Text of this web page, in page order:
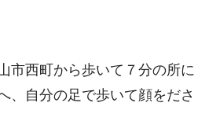
市西町から歩いて７分の所に
、自分の足で歩いて顔をださ